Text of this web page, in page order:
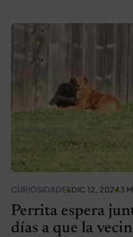
CURIOSIDADESDIC 12, 20243
Perrita espera
días a que la